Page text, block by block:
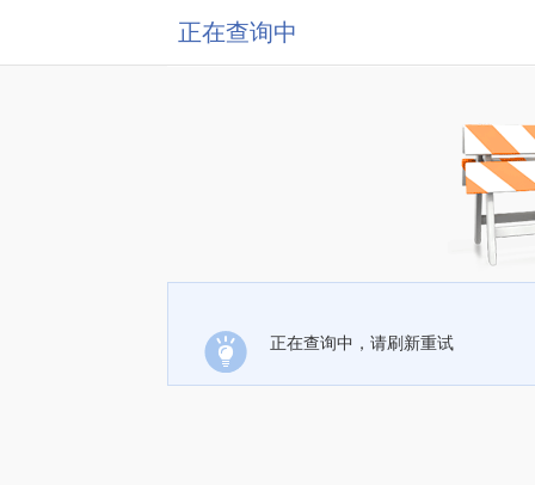
正在查询中
正在查询中，请刷新重试